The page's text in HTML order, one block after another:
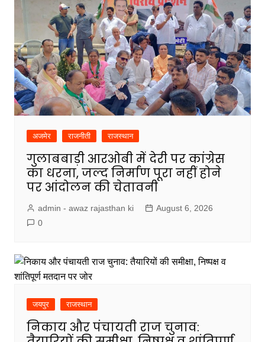
अजमेर राजनीती राजस्थान
गुलाबबाड़ी आरओबी में देरी पर कांग्रेस
का धरना, जल्द निर्माण पूरा नहीं होने
पर आंदोलन की चेतावनी
admin - awaz rajasthan ki
August 6, 2026
0
जयपुर राजस्थान
निकाय और पंचायती राज चुनाव: